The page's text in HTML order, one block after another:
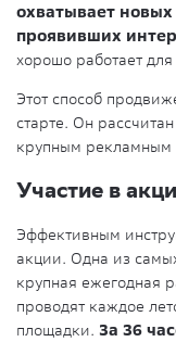
охватывает
проявивших
хорошо работает
Этот способ
старте. Он
крупным
Участие в
Эффективным
акции. Одна из
крупная ежегодная
проводят каждое
площадки. За 36